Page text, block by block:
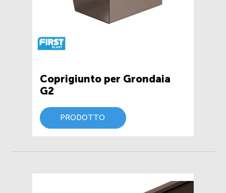
Coprigiunto per Grondaia
G2
PRODOTTO